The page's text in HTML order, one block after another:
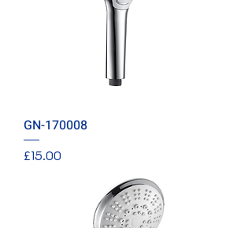
GN-170008
價格
£15.00